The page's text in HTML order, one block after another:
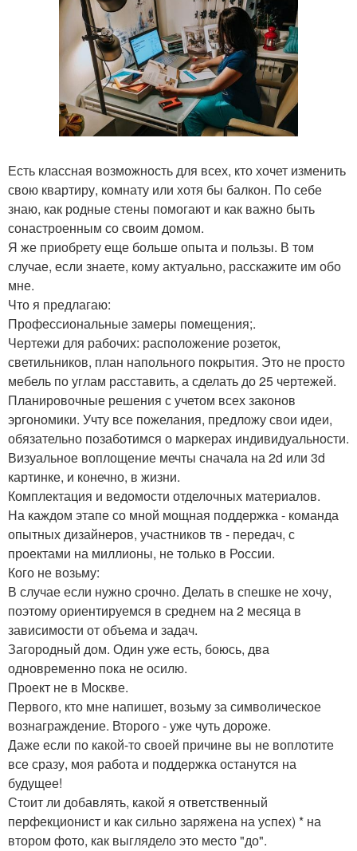
Есть классная возможность для всех, кто хочет изменить
свою квартиру, комнату или хотя бы балкон. По себе
знаю, как родные стены помогают и как важно быть
сонастроенным со своим домом.
Я же приобрету еще больше опыта и пользы. В том
случае, если знаете, кому актуально, расскажите им обо
мне.
Что я предлагаю:
Профессиональные замеры помещения;.
Чертежи для рабочих: расположение розеток,
светильников, план напольного покрытия. Это не просто
мебель по углам расставить, а сделать до 25 чертежей.
Планировочные решения с учетом всех законов
эргономики. Учту все пожелания, предложу свои идеи,
обязательно позаботимся о маркерах индивидуальности.
Визуальное воплощение мечты сначала на 2d или 3d
картинке, и конечно, в жизни.
Комплектация и ведомости отделочных материалов.
На каждом этапе со мной мощная поддержка - команда
опытных дизайнеров, участников тв - передач, с
проектами на миллионы, не только в России.
Кого не возьму:
В случае если нужно срочно. Делать в спешке не хочу,
поэтому ориентируемся в среднем на 2 месяца в
зависимости от объема и задач.
Загородный дом. Один уже есть, боюсь, два
одновременно пока не осилю.
Проект не в Москве.
Первого, кто мне напишет, возьму за символическое
вознаграждение. Второго - уже чуть дороже.
Даже если по какой-то своей причине вы не воплотите
все сразу, моя работа и поддержка останутся на
будущее!
Стоит ли добавлять, какой я ответственный
перфекционист и как сильно заряжена на успех) * на
втором фото, как выглядело это место "до".